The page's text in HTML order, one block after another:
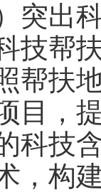
出科
帮扶
帮扶
目，
科技
，构